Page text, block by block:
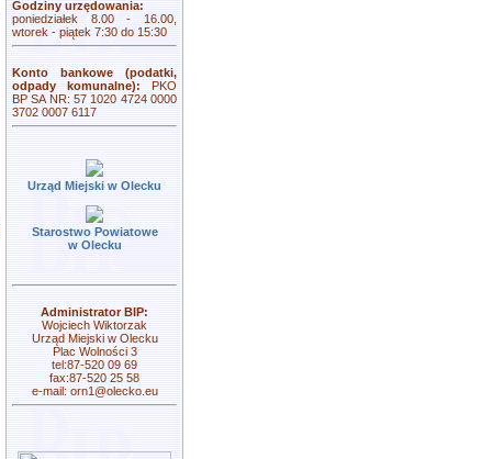
Godziny urzędowania:
poniedziałek 8.00 - 16.00,
wtorek - piątek 7:30 do 15:30
Konto bankowe (podatki,
odpady komunalne): PKO
BP SA NR: 57 1020 4724 0000
3702 0007 6117
Urząd Miejski w Olecku
Starostwo Powiatowe
w Olecku
Administrator BIP:
Wojciech Wiktorzak
Urząd Miejski w Olecku
Plac Wolności 3
tel:87-520 09 69
fax:87-520 25 58
e-mail: orn1@olecko.eu